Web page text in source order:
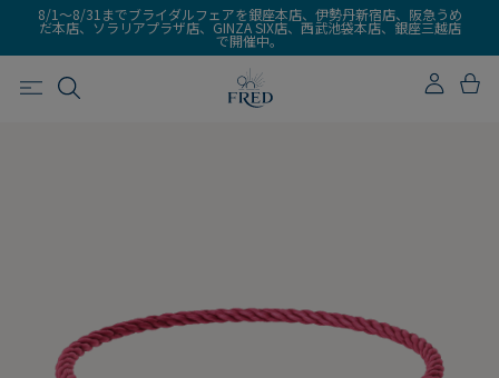
8/1～8/31までブライダルフェアを銀座本店、伊勢丹新宿店、阪急うめ
だ本店、ソラリアプラザ店、GINZA SIX店、西武池袋本店、銀座三越店
で開催中。